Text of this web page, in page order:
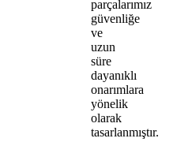
parçalarımız
güvenliğe
ve
uzun
süre
dayanıklı
onarımlara
yönelik
olarak
tasarlanmıştır.